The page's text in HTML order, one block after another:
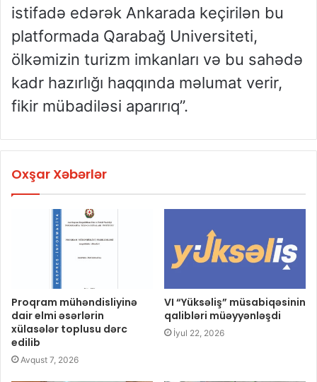
istifadə edərək Ankarada keçirilən bu
platformada Qarabağ Universiteti,
ölkəmizin turizm imkanları və bu sahədə
kadr hazırlığı haqqında məlumat verir,
fikir mübadiləsi aparırıq”.
Oxşar Xəbərlər
Proqram mühəndisliyinə
dair elmi əsərlərin
xülasələr toplusu dərc
edilib
Avqust 7, 2026
VI “Yüksəliş” müsabiqəsinin
qalibləri müəyyənləşdi
İyul 22, 2026